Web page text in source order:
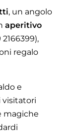
, un angolo
aperitivo
regalo
e
visitatori
magiche